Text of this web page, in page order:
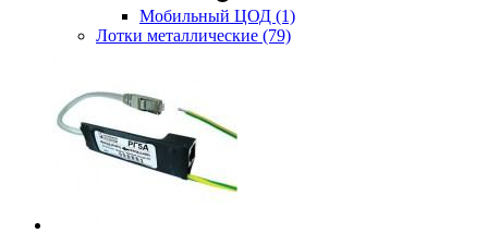
Мобильный ЦОД (1)
Лотки металлические (79)